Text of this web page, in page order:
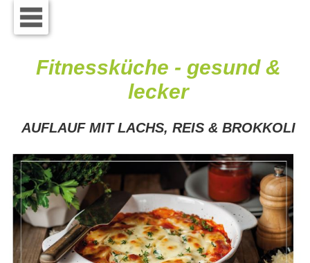
Fitnessküche - gesund &
lecker
AUFLAUF MIT LACHS, REIS & BROKKOLI